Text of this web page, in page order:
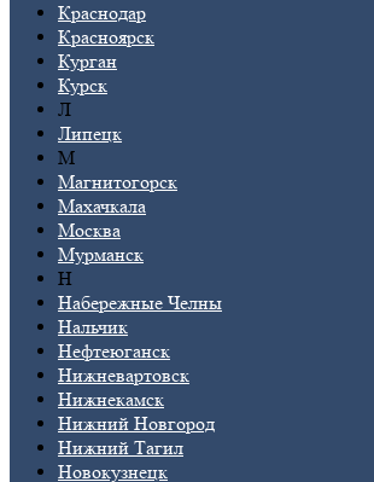
Краснодар
Красноярск
Курган
Курск
Л
Липецк
М
Магнитогорск
Махачкала
Москва
Мурманск
Н
Набережные Челны
Нальчик
Нефтеюганск
Нижневартовск
Нижнекамск
Нижний Новгород
Нижний Тагил
Новокузнецк